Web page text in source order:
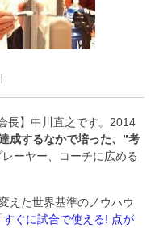
長】中川直之です。2014
成するなかで培った、”考
ーヤー、コーチに広める
えた世界基準のノウハウ
すぐに試合で使える! 点が